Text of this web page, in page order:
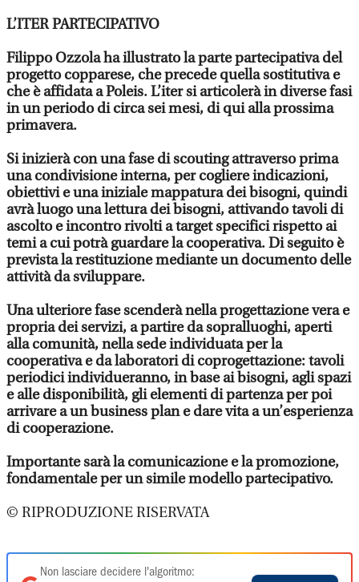
L’ITER PARTECIPATIVO
Filippo Ozzola ha illustrato la parte partecipativa del
progetto copparese, che precede quella sostitutiva e
che è affidata a Poleis. L’iter si articolerà in diverse fasi
in un periodo di circa sei mesi, di qui alla prossima
primavera.
Si inizierà con una fase di scouting attraverso prima
una condivisione interna, per cogliere indicazioni,
obiettivi e una iniziale mappatura dei bisogni, quindi
avrà luogo una lettura dei bisogni, attivando tavoli di
ascolto e incontro rivolti a target specifici rispetto ai
temi a cui potrà guardare la cooperativa. Di seguito è
prevista la restituzione mediante un documento delle
attività da sviluppare.
Una ulteriore fase scenderà nella progettazione vera e
propria dei servizi, a partire da sopralluoghi, aperti
alla comunità, nella sede individuata per la
cooperativa e da laboratori di coprogettazione: tavoli
periodici individueranno, in base ai bisogni, agli spazi
e alle disponibilità, gli elementi di partenza per poi
arrivare a un business plan e dare vita a un’esperienza
di cooperazione.
Importante sarà la comunicazione e la promozione,
fondamentale per un simile modello partecipativo.
© RIPRODUZIONE RISERVATA
Non lasciare decidere l'algoritmo: